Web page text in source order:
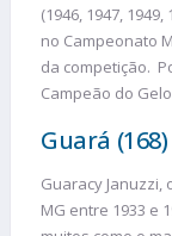
(1946, 1947,
no Campeonato
da competição.
Campeão do
Guará (168)
Guaracy Januzzi,
MG entre 1933 e